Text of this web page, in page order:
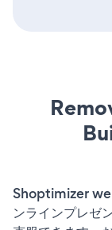
Shoptimizer
ンラインプレゼ